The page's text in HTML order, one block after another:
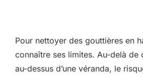
Pour nettoyer des gouttières en
connaître ses limites. Au-delà de
au-dessus d’une véranda, le